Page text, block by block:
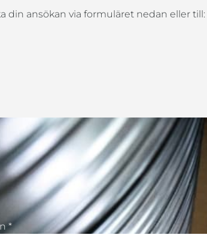
din ansökan via formuläret nedan eller
*